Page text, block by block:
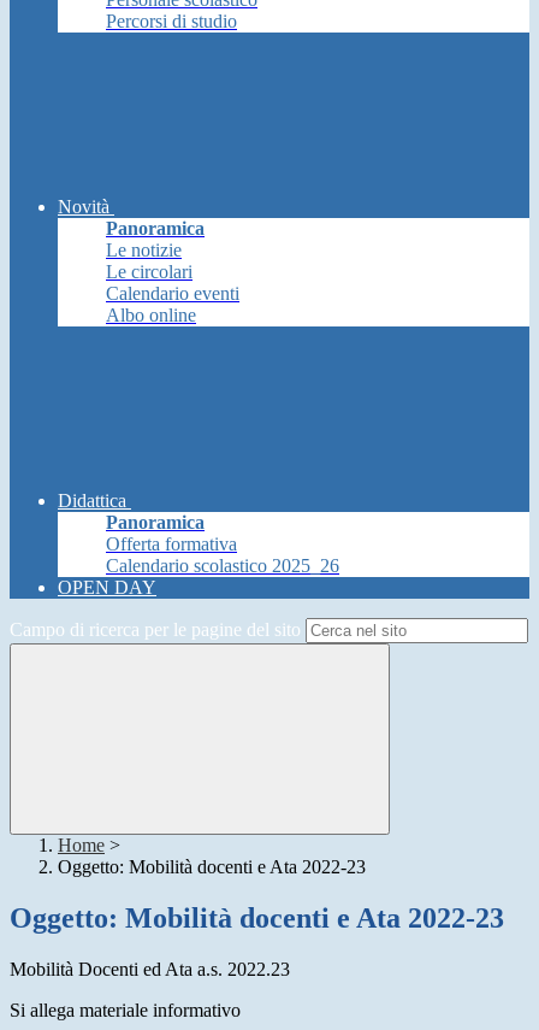
Percorsi di studio
Novità
Panoramica
Le notizie
Le circolari
Calendario eventi
Albo online
Didattica
Panoramica
Offerta formativa
Calendario scolastico 2025_26
OPEN DAY
Campo di ricerca per le pagine del sito
Home >
Oggetto: Mobilità docenti e Ata 2022-23
Oggetto: Mobilità docenti e Ata 2022-23
Mobilità Docenti ed Ata a.s. 2022.23
Si allega materiale informativo